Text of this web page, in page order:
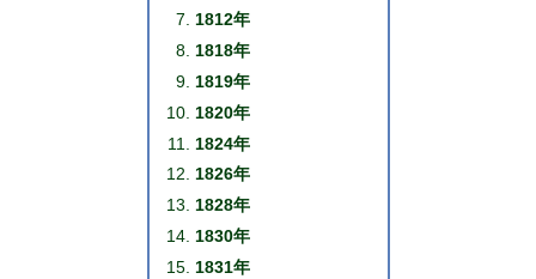
1812年
1818年
1819年
1820年
1824年
1826年
1828年
1830年
1831年